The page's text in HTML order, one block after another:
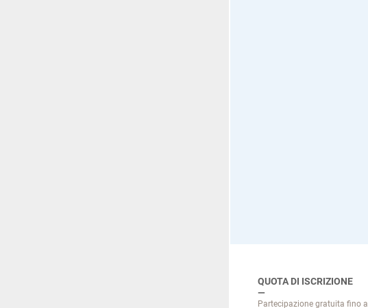
QUOTA DI ISCRIZIONE
Partecipazione gratuita fino a